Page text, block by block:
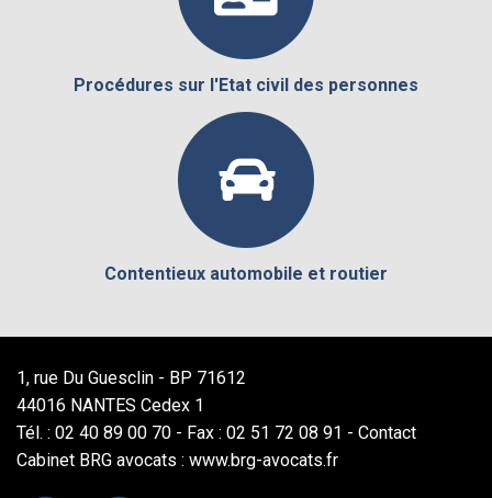
Procédures sur l'Etat civil des personnes
Contentieux automobile et routier
1, rue Du Guesclin - BP 71612
44016 NANTES Cedex 1
Tél. : 02 40 89 00 70 - Fax : 02 51 72 08 91 - Contact
Cabinet BRG avocats : www.brg-avocats.fr